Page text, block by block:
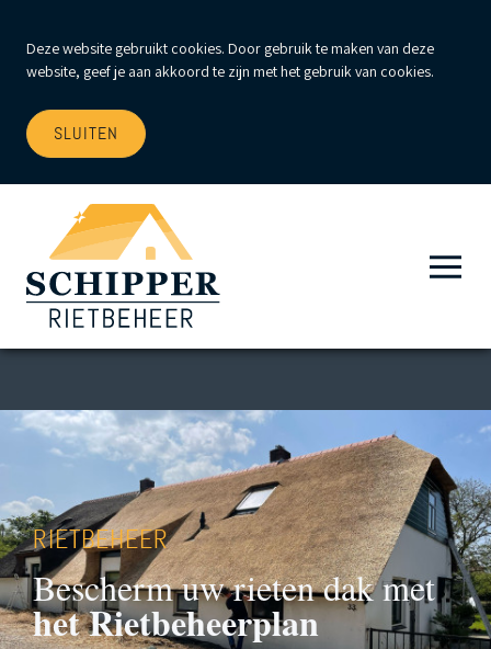
Deze website gebruikt cookies. Door gebruik te maken van deze
website, geef je aan akkoord te zijn met het gebruik van cookies.
SLUITEN
RIETBEHEER
Bescherm uw rieten dak met
het Rietbeheerplan